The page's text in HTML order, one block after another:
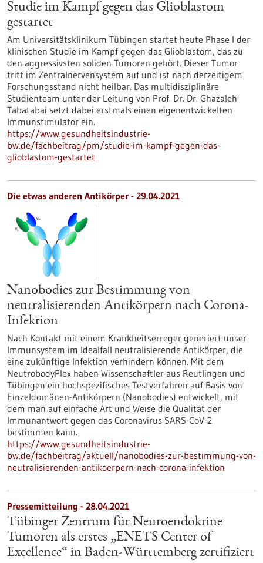
Studie im Kampf gegen das Glioblastom
gestartet
Am Universitätsklinikum Tübingen startet heute Phase I der
klinischen Studie im Kampf gegen das Glioblastom, das zu
den aggressivsten soliden Tumoren gehört. Dieser Tumor
tritt im Zentralnervensystem auf und ist nach derzeitigem
Forschungsstand nicht heilbar. Das multidisziplinäre
Studienteam unter der Leitung von Prof. Dr. Dr. Ghazaleh
Tabatabai setzt dabei erstmals einen eigenentwickelten
Immunstimulator ein.
https://www.gesundheitsindustrie-
bw.de/fachbeitrag/pm/studie-im-kampf-gegen-das-
glioblastom-gestartet
Die etwas anderen Antikörper - 29.04.2021
Nanobodies zur Bestimmung von
neutralisierenden Antikörpern nach Corona-
Infektion
Nach Kontakt mit einem Krankheitserreger generiert unser
Immunsystem im Idealfall neutralisierende Antikörper, die
eine zukünftige Infektion verhindern können. Mit dem
NeutrobodyPlex haben Wissenschaftler aus Reutlingen und
Tübingen ein hochspezifisches Testverfahren auf Basis von
Einzeldomänen-Antikörpern (Nanobodies) entwickelt, mit
dem man auf einfache Art und Weise die Qualität der
Immunantwort gegen das Coronavirus SARS-CoV-2
bestimmen kann.
https://www.gesundheitsindustrie-
bw.de/fachbeitrag/aktuell/nanobodies-zur-bestimmung-von-
neutralisierenden-antikoerpern-nach-corona-infektion
Pressemitteilung - 28.04.2021
Tübinger Zentrum für Neuroendokrine
Tumoren als erstes „ENETS Center of
Excellence“ in Baden-Württemberg zertifiziert